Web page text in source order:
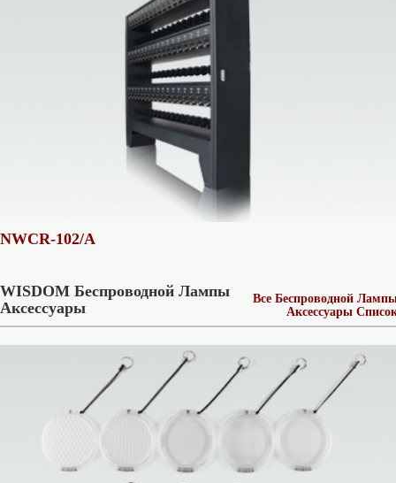
NWCR-102/A
WISDOM Беспроводной Лампы
Аксессуары
Все Беспроводной
Аксессуары